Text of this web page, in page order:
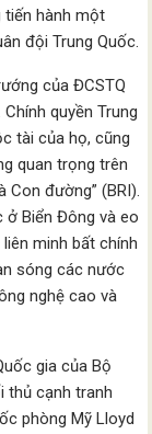
tiến hành một
đội Trung Quốc.
của ĐCSTQ
quyền Trung
tài của họ, cũng
quan trọng trên
Con đường” (BRI).
ở Biển Đông và eo
minh bất chính
sóng các nước
nghệ cao và
gia của Bộ
thủ cạnh tranh
phòng Mỹ Lloyd